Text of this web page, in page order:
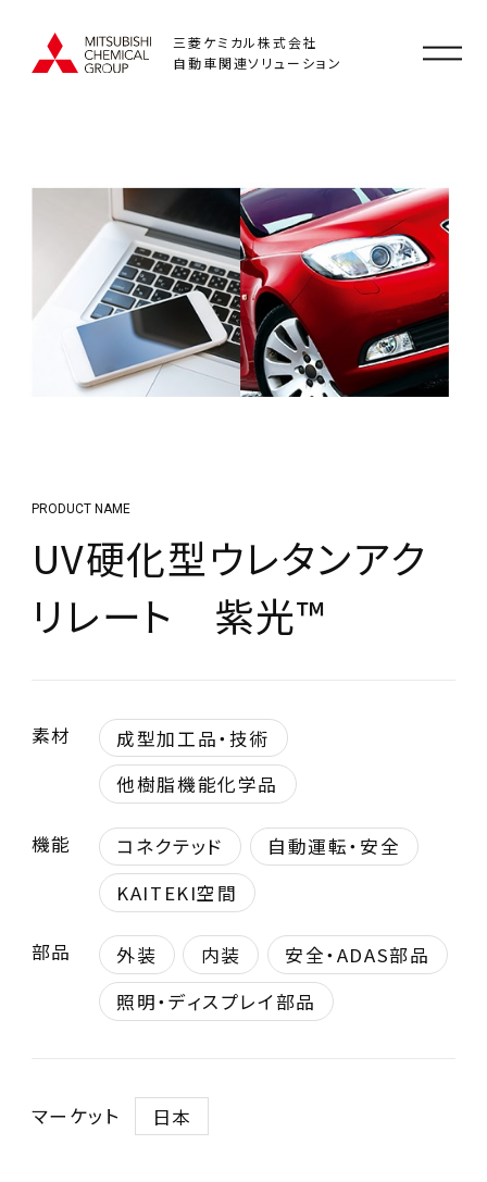
三菱ケミカル株式会社
自動車関連ソリューション
PRODUCT NAME
UV硬化型ウレタンアク
リレート 紫光™
素材
成型加工品・技術
他樹脂機能化学品
機能 コネクテッド
自動運転・安全
KAITEKI空間
部品 外装 内装
安全・ADAS部品
照明・ディスプレイ部品
マーケット 日本